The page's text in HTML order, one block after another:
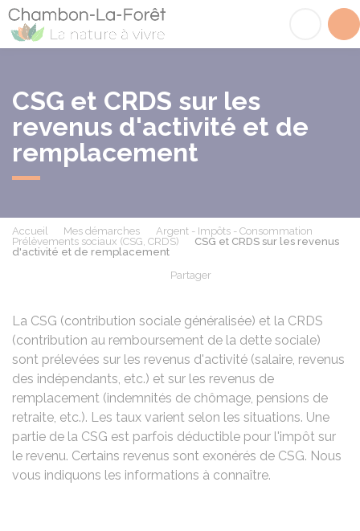
CSG et CRDS sur les
revenus d'activité et de
remplacement
Accueil Mes démarches
Argent - Impôts - Consommation
Prélèvements sociaux (CSG, CRDS)
CSG et CRDS sur les revenus
d'activité et de remplacement
Partager
La CSG (contribution sociale généralisée) et la CRDS
(contribution au remboursement de la dette sociale)
sont prélevées sur les revenus d'activité (salaire, revenus
des indépendants, etc.) et sur les revenus de
remplacement (indemnités de chômage, pensions de
retraite, etc.). Les taux varient selon les situations. Une
partie de la CSG est parfois déductible pour l'impôt sur
le revenu. Certains revenus sont exonérés de CSG. Nous
vous indiquons les informations à connaître.